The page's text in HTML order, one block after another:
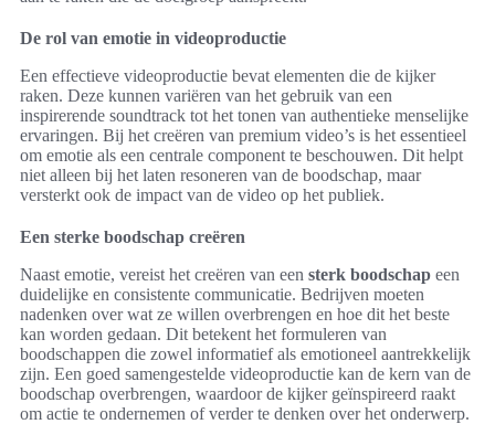
De rol van emotie in videoproductie
Een effectieve videoproductie bevat elementen die de kijker
raken. Deze kunnen variëren van het gebruik van een
inspirerende soundtrack tot het tonen van authentieke menselijke
ervaringen. Bij het creëren van premium video’s is het essentieel
om emotie als een centrale component te beschouwen. Dit helpt
niet alleen bij het laten resoneren van de boodschap, maar
versterkt ook de impact van de video op het publiek.
Een sterke boodschap creëren
Naast emotie, vereist het creëren van een sterk boodschap een
duidelijke en consistente communicatie. Bedrijven moeten
nadenken over wat ze willen overbrengen en hoe dit het beste
kan worden gedaan. Dit betekent het formuleren van
boodschappen die zowel informatief als emotioneel aantrekkelijk
zijn. Een goed samengestelde videoproductie kan de kern van de
boodschap overbrengen, waardoor de kijker geïnspireerd raakt
om actie te ondernemen of verder te denken over het onderwerp.